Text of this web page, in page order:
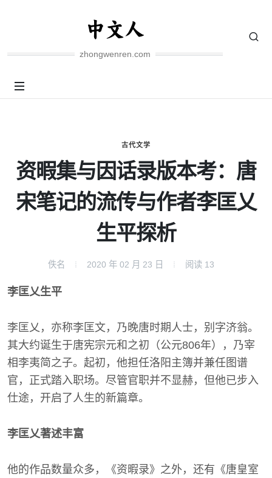
zhongwenren.com
古代文学
资暇集与因话录版本考：唐
宋笔记的流传与作者李匡乂
生平探析
佚名 2020 年 02 月 23 日 阅读 13
李匡乂生平
李匡乂，亦称李匡文，乃晚唐时期人士，别字济翁。
其大约诞生于唐宪宗元和之初（公元806年），乃宰
相李夷简之子。起初，他担任洛阳主簿并兼任图谱
官，正式踏入职场。尽管官职并不显赫，但他已步入
仕途，开启了人生的新篇章。
李匡乂著述丰富
他的作品数量众多，《资暇录》之外，还有《唐皇室